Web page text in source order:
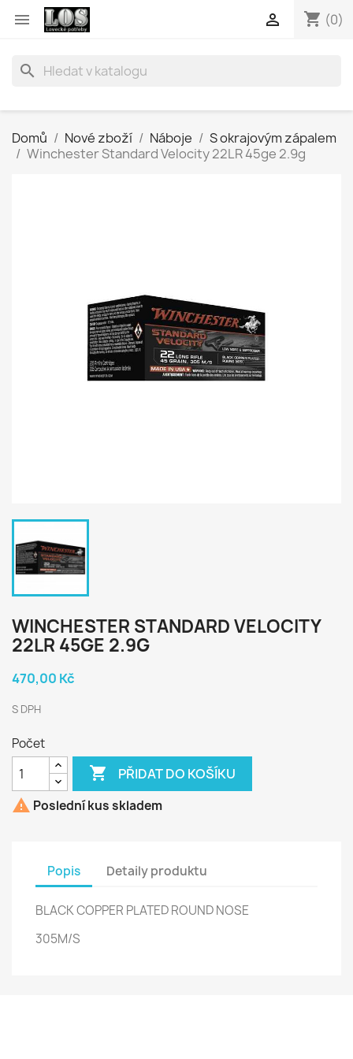
 shopping_cart (0)

search
Domů Nové zboží Náboje
S okrajovým zápalem
Winchester Standard Velocity 22LR 45ge 2.9g
WINCHESTER STANDARD VELOCITY
22LR 45GE 2.9G
470,00 Kč
S DPH
Počet
 PŘIDAT DO KOŠÍKU
 Poslední kus skladem
Popis Detaily produktu
BLACK COPPER PLATED ROUND NOSE
305M/S